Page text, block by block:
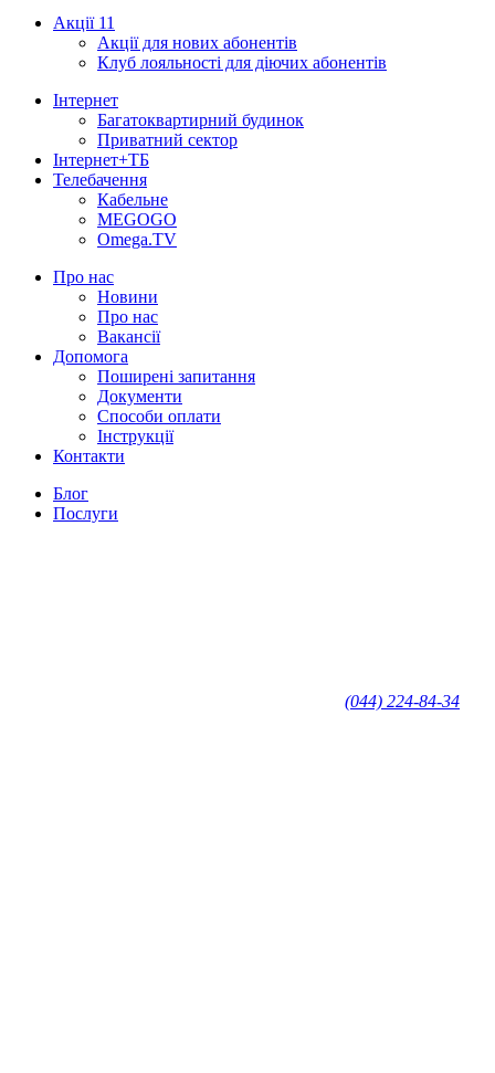
Акції 11
Акції для нових абонентів
Клуб лояльності для діючих абонентів
Інтернет
Багатоквартирний будинок
Приватний сектор
Інтернет+ТБ
Телебачення
Кабельне
MEGOGO
Omega.TV
Про нас
Новини
Про нас
Вакансії
Допомога
Поширені запитання
Документи
Способи оплати
Інструкції
Контакти
Блог
Послуги
(044) 224-84-34